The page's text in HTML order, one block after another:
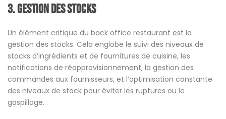
3. Gestion des Stocks
Un élément critique du back office restaurant est la
gestion des stocks. Cela englobe le suivi des niveaux de
stocks d’ingrédients et de fournitures de cuisine, les
notifications de réapprovisionnement, la gestion des
commandes aux fournisseurs, et l’optimisation constante
des niveaux de stock pour éviter les ruptures ou le
gaspillage.